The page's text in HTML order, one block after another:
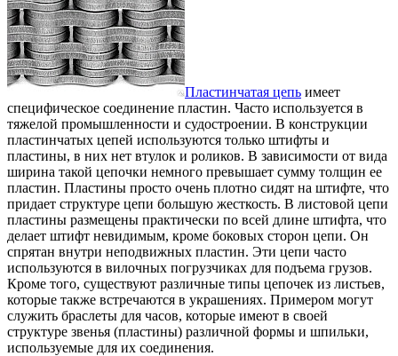
Пластинчатая цепь имеет
специфическое соединение пластин. Часто используется в
тяжелой промышленности и судостроении. В конструкции
пластинчатых цепей используются только штифты и
пластины, в них нет втулок и роликов. В зависимости от вида
ширина такой цепочки немного превышает сумму толщин ее
пластин. Пластины просто очень плотно сидят на штифте, что
придает структуре цепи большую жесткость. В листовой цепи
пластины размещены практически по всей длине штифта, что
делает штифт невидимым, кроме боковых сторон цепи. Он
спрятан внутри неподвижных пластин. Эти цепи часто
используются в вилочных погрузчиках для подъема грузов.
Кроме того, существуют различные типы цепочек из листьев,
которые также встречаются в украшениях. Примером могут
служить браслеты для часов, которые имеют в своей
структуре звенья (пластины) различной формы и шпильки,
используемые для их соединения.